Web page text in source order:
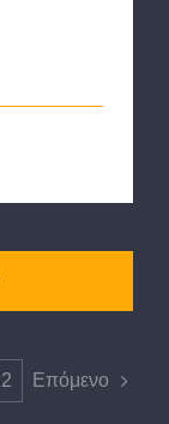
2 Επόμενο